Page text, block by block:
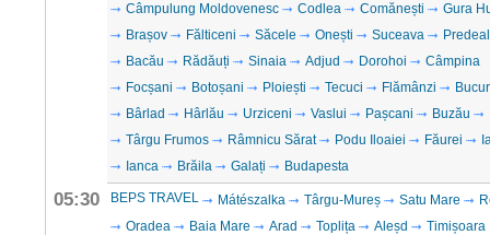
05:30
Câmpulung Moldovenesc
Codlea Comănești
Gura
Brașov
Fălticeni Săcele Onești Suceava
Predeal
Bacău
Rădăuți Sinaia Adjud Dorohoi
Câmpina
Focșani
Botoșani Ploiești Tecuci Flămânzi
Bârlad
Hârlău Urziceni Vaslui Pașcani Buzău
Târgu Frumos
Râmnicu Sărat Podu Iloaiei Făurei
Ianca
Brăila Galați Budapesta
BEPS TRAVEL Mátészalka Târgu-Mureș Satu Mare
Oradea
Baia Mare Arad Toplița Aleșd
Timișoara